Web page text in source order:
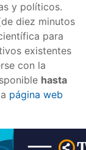
y políticos.
diez minutos
para
existentes
con la
hasta
página web